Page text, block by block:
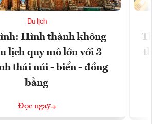
Du lịch
Hình thành không
lịch quy mô lớn với 3
thái núi - biển - đồng
bằng
Đọc ngay